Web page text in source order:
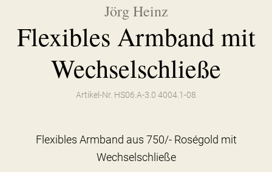
Jörg Heinz
Flexibles Armband mit
Wechselschließe
Artikel-Nr. HS06.A-3.0 4004.1-08
Flexibles Armband aus 750/- Roségold mit
Wechselschließe